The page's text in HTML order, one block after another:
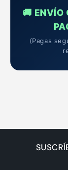
🚚 ENVÍO
(Pagas